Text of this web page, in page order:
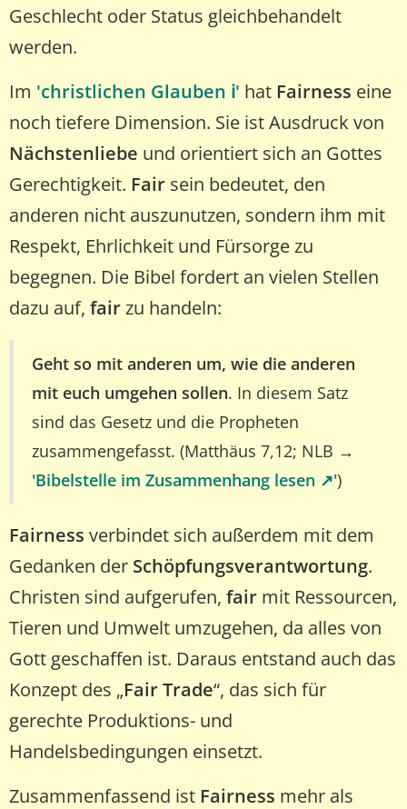
Geschlecht oder Status gleichbehandelt
werden.
Im 'christlichen Glauben ℹ️' hat Fairness eine
noch tiefere Dimension. Sie ist Ausdruck von
Nächstenliebe und orientiert sich an Gottes
Gerechtigkeit. Fair sein bedeutet, den
anderen nicht auszunutzen, sondern ihm mit
Respekt, Ehrlichkeit und Fürsorge zu
begegnen. Die Bibel fordert an vielen Stellen
dazu auf, fairzu handeln:
Geht so mit anderen um, wie die anderen
mit euch umgehen sollen. In diesem Satz
sind das Gesetz und die Propheten
zusammengefasst. (Matthäus 7,12; NLB →
'Bibelstelle im Zusammenhang lesen ↗️')
Fairness verbindet sich außerdem mit dem
Gedanken der Schöpfungsverantwortung.
Christen sind aufgerufen, fair mit Ressourcen,
Tieren und Umwelt umzugehen, da alles von
Gott geschaffen ist. Daraus entstand auch das
Konzept des „Fair Trade“, das sich für
gerechte Produktions- und
Handelsbedingungen einsetzt.
Zusammenfassend ist Fairness mehr als